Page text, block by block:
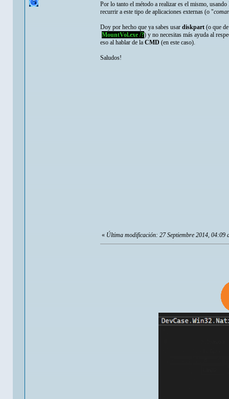
Por lo tanto el método a realizar es el mismo,
recurrir a este tipo de aplicaciones externas (o "
Doy por hecho que ya sabes usar diskpart (o que
MountVol.exe /?) y no necesitas más ayuda al
eso al hablar de laCMD (en este caso).
Saludos!
« Última modificación: 27 Septiembre 2014, 04:09